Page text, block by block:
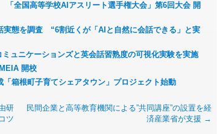
全国高等学校AIアスリート選手権大会」第6回大会 開
実態を調査 “6割近くが「AIと自然に会話できる」と実
ュニケーションズと英会話習熟度の可視化実験を実施
開校
箱根町子育てシェアタウン」プロジェクト始動
研
ツ
民間企業と高等教育機関による”共同講座”の設置を経
済産業省が支援 →